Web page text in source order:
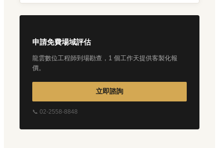
申請免費場域評估
龍雲數位工程師到場勘查，1 個工作天提供客製化報
價。
立即諮詢
📞 02-2558-8848